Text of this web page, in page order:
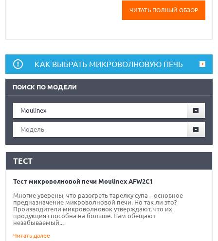
ЧИТАТЬ ПОЛНЫЙ ОБЗОР
КАК ВЫБРАТЬ МИКРОВОЛНОВУЮ ПЕЧЬ
ПОИСК ПО МОДЕЛИ
Moulinex
Модель
ТЕСТ
Тест микроволновой печи Moulinex AFW2C1
Многие уверены, что разогреть тарелку супа – основное
предназначение микроволновой печи. Но так ли это?
Производители микроволновок утверждают, что их
продукция способна на больше. Нам обещают
незабываемый...
Читать далее